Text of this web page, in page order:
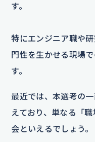
す。
特にエンジニア職や
門性を生かせる現場
す。
最近では、本選考の
えており、単なる「
会といえるでしょう。